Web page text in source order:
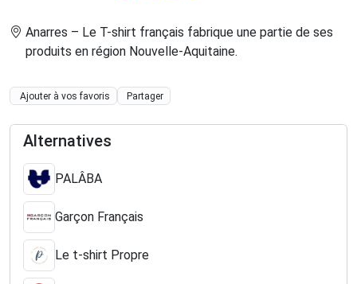
Anarres – Le T-shirt français fabrique une partie de ses
produits en région Nouvelle-Aquitaine.
Ajouter à vos favoris Partager
Alternatives
PALÂBA
Garçon Français
Le t-shirt Propre